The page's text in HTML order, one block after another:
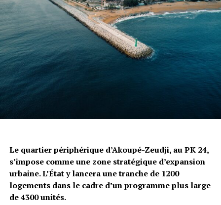
Le quartier périphérique d’Akoupé-Zeudji, au PK 24,
s’impose comme une zone stratégique d’expansion
urbaine. L’État y lancera une tranche de 1200
logements dans le cadre d’un programme plus large
de 4300 unités.